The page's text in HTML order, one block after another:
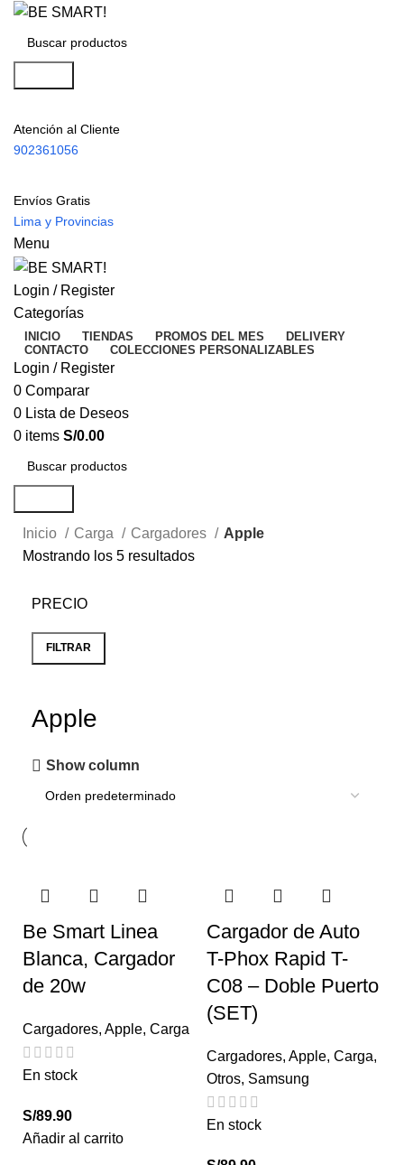
Atención al Cliente
902361056
Envíos Gratis
Lima y Provincias
Menu
Login / Register
Categorías
INICIO TIENDAS PROMOS DEL MES
DELIVERY
CONTACTO
COLECCIONES PERSONALIZABLES
Login / Register
0 Comparar
0 Lista de Deseos
0 items S/0.00
Inicio Carga Cargadores
Apple
Mostrando los 5 resultados
PRECIO
FILTRAR
Apple
Show column
Be Smart Linea
Blanca, Cargador
de 20w
Cargadores, Apple, Carga
En stock
S/89.90
Añadir al carrito
Cargador de Auto
T-Phox Rapid T-
C08 – Doble Puerto
(SET)
Cargadores, Apple, Carga,
Otros, Samsung
En stock